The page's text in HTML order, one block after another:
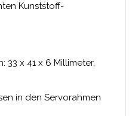
Kunststoff-
33 x 41 x 6 Millimeter,
in den Servorahmen